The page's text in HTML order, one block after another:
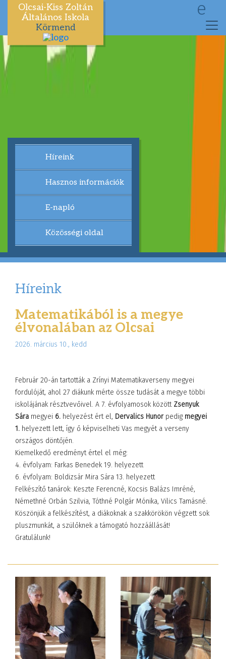
Olcsai-Kiss Zoltán
Általános Iskola
Körmend
e
Híreink
Hasznos információk
E-napló
Közösségi oldal
Híreink
Matematikából is a megye
élvonalában az Olcsai
2026. március 10., kedd
Február 20-án tartották a Zrínyi Matematikaverseny megyei
fordulóját, ahol 27 diákunk mérte össze tudását a megye többi
iskolájának résztvevőivel. A 7. évfolyamosok között Zsenyuk
Sára megyei 6. helyezést ért el, Dervalics Hunorpedig megyei
1. helyezett lett, így ő képviselheti Vas megyét a verseny
országos döntőjén.
Kiemelkedő eredményt értel el még:
4. évfolyam: Farkas Benedek 19. helyezett
6. évfolyam: Boldizsár Mira Sára 13. helyezett
Felkészítő tanárok: Keszte Ferencné, Kocsis Balázs Imréné,
Némethné Orbán Szilvia, Tóthné Polgár Mónika, Vilics Tamásné.
Köszönjük a felkészítést, a diákoknak a szakkörökön végzett sok
pluszmunkát, a szülőknek a támogató hozzáállását!
Gratulálunk!